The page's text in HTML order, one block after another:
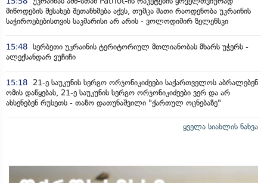
მიწოდების შესახებ შეთანხმება აქვს, თუმცა მათი რაოდენობა უკრაინის
საჭიროებებისთვის საკმარისი არ არის - ვოლოდიმირ ზელენსკი
15:48 სერბეთი უკრაინის ტერიტორიულ მთლიანობას მხარს უჭერს -
ალექსანდარ ვუჩიჩი
15:18
21-ე საუკუნის სერგო ორჯონიკიძეები საქართველოს აბრალებენ
ომის დაწყებას, 21-ე საუკუნის სერგო ორჯონიკიძეები ვერ და არ
ახსენებენ რუსეთს - თაზო დათუნაშვილი "ქართულ ოცნებაზე"
ყველა სიახლის ნახვა